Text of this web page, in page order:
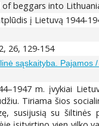
beggars into
į Lietuvą 1944-
26, 129-154
sąskaityba. Pajamos
m. įvykiai
Tiriama šios
susijusią su